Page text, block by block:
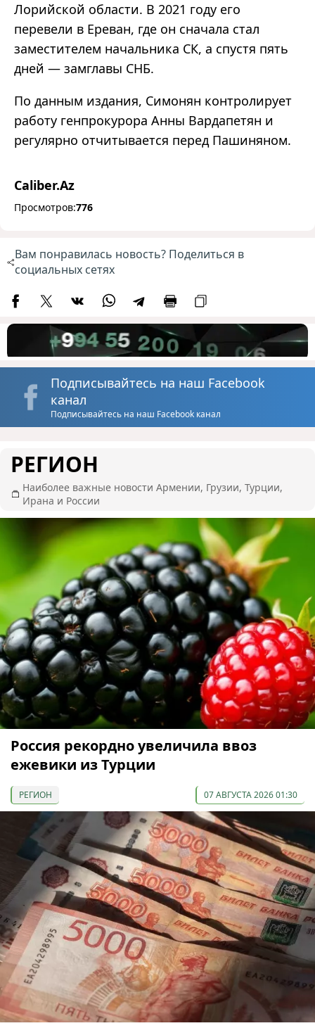
Лорийской области. В 2021 году его
перевели в Ереван, где он сначала стал
заместителем начальника СК, а спустя пять
дней — замглавы СНБ.
По данным издания, Симонян контролирует
работу генпрокурора Анны Вардапетян и
регулярно отчитывается перед Пашиняном.
Caliber.Az
Просмотров:776
Вам понравилась новость? Поделиться в
социальных сетях
Подписывайтесь на наш Facebook
канал
Подписывайтесь на наш Facebook канал
РЕГИОН
Наиболее важные новости Армении, Грузии, Турции,
Ирана и России
Россия рекордно увеличила ввоз
ежевики из Турции
РЕГИОН 07 АВГУСТА 2026 01:30